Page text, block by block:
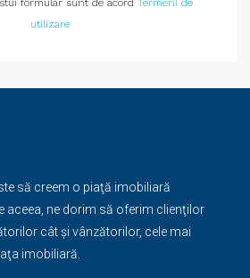
formular sunt de acord Termeni de
utilizare
să creem o piaţă imobiliară
aceea, ne dorim să oferim clienţilor
cât şi vânzătorilor, cele mai
imobiliară.